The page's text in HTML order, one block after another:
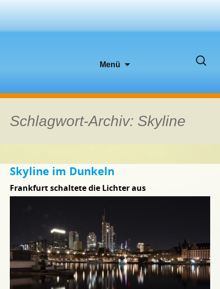
Menü
Suchen
Schlagwort-Archiv: Skyline
Skyline im Dunkeln
Frankfurt schaltete die Lichter aus